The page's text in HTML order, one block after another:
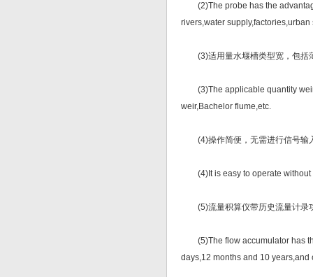
(2)The probe has the
rivers,water
(3)适用量水堰槽类型宽，包括
(3)The applicable quantity weir
weir,Bachelor flume,etc.
(4)操作简便，无需进行信号输
(4)It is easy to operate without
(5)流量积算仪带历史流量计录
(5)The flow accumulator has
days,12 months and 10